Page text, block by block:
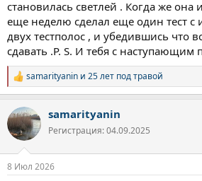
P.S.
Православных с наступающей Пасхой, и
наступающим днём космонавтики.
становилась светлей . Когда же она
еще неделю сделал еще один тест с
двух тестполос , и убедившись что
сдавать .Р. S. И тебя с наступающим
Р
е
к
ц
и
samarityanin и 25 лет под травой
samarityanin
Регистрация: 04.09.2025
8 Июл 2026